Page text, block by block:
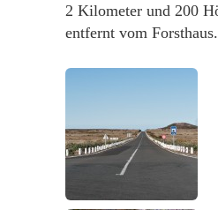
2 Kilometer und 200
entfernt vom Forsthaus.